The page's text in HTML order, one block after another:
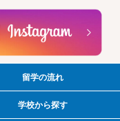
留学の流れ
学校から探す